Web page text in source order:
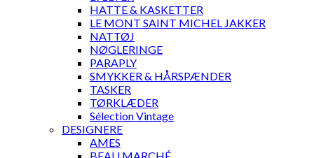
HATTE & KASKETTER
LE MONT SAINT MICHEL JAKKER
NATTØJ
NØGLERINGE
PARAPLY
SMYKKER & HÅRSPÆNDER
TASKER
TØRKLÆDER
Sélection Vintage
DESIGNERE
AMES
BEAU MARCHÉ